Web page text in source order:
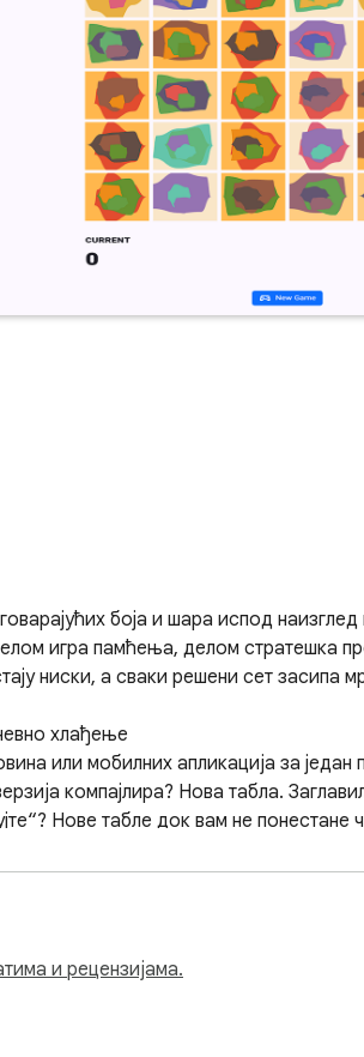
боја и шара испод
игра памћења, делом стратешка
ниски, а сваки решени сет засипа
хлађење
или мобилних апликација за
компајлира? Нова табла.
Нове табле док вам не понестане
– друштвене мреже, обавештења о
боја, просторно памћење и
се поново уроните у нити имејлова
порукама, картицама, документима –
и рецензијама.